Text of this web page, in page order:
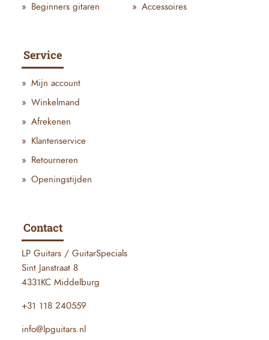
Beginners gitaren
Accessoires
Service
Mijn account
Winkelmand
Afrekenen
Klantenservice
Retourneren
Openingstijden
Contact
LP Guitars / GuitarSpecials
Sint Janstraat 8
4331KC Middelburg
+31 118 240559
info@lpguitars.nl